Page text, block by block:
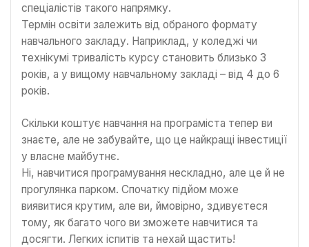
спеціалістів такого напрямку.
Термін освіти залежить від обраного формату
навчального закладу. Наприклад, у коледжі чи
технікумі тривалість курсу становить близько 3
років, а у вищому навчальному закладі – від 4 до 6
років.
Скільки коштує навчання на програміста тепер ви
знаєте, але не забувайте, що це найкращі інвестиції
у власне майбутнє.
Ні, навчитися програмування нескладно, але це й не
прогулянка парком. Спочатку підйом може
виявитися крутим, але ви, ймовірно, здивуєтеся
тому, як багато чого ви зможете навчитися та
досягти. Легких іспитів та нехай щастить!